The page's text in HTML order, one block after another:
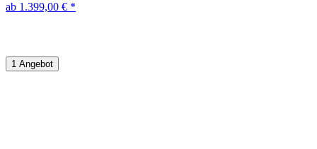
ab 1.399,00 € *
1 Angebot